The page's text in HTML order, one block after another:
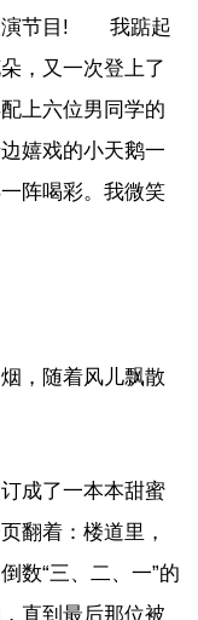
演节目! 我踮起
，又一次登上了
上六位男同学的
嬉戏的小天鹅一
阵喝彩。我微笑
，随着风儿飘散
成了一本本甜蜜
翻着：楼道里，
数“三、二、一”的
直到最后那位被